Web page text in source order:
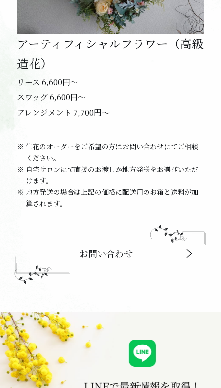
アーティフィシャルフラワー（高級
造花）
リース 6,600円〜
スワッグ 6,600円〜
アレンジメント 7,700円〜
生花のオーダーをご希望の方はお問い合わせにてご相談
ください。
自宅サロンにて直接のお渡しか地方発送をお選びいただ
けます。
地方発送の場合は上記の価格に配送用のお箱と送料が加
算されます。
お問い合わせ